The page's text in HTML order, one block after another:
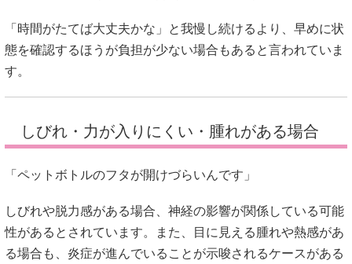
「時間がたてば大丈夫かな」と我慢し続けるより、早めに状
態を確認するほうが負担が少ない場合もあると言われていま
す。
しびれ・力が入りにくい・腫れがある場合
「ペットボトルのフタが開けづらいんです」
しびれや脱力感がある場合、神経の影響が関係している可能
性があるとされています。また、目に見える腫れや熱感があ
る場合も、炎症が進んでいることが示唆されるケースがある